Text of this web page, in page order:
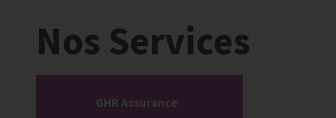
Nos Services
GHR Assurance